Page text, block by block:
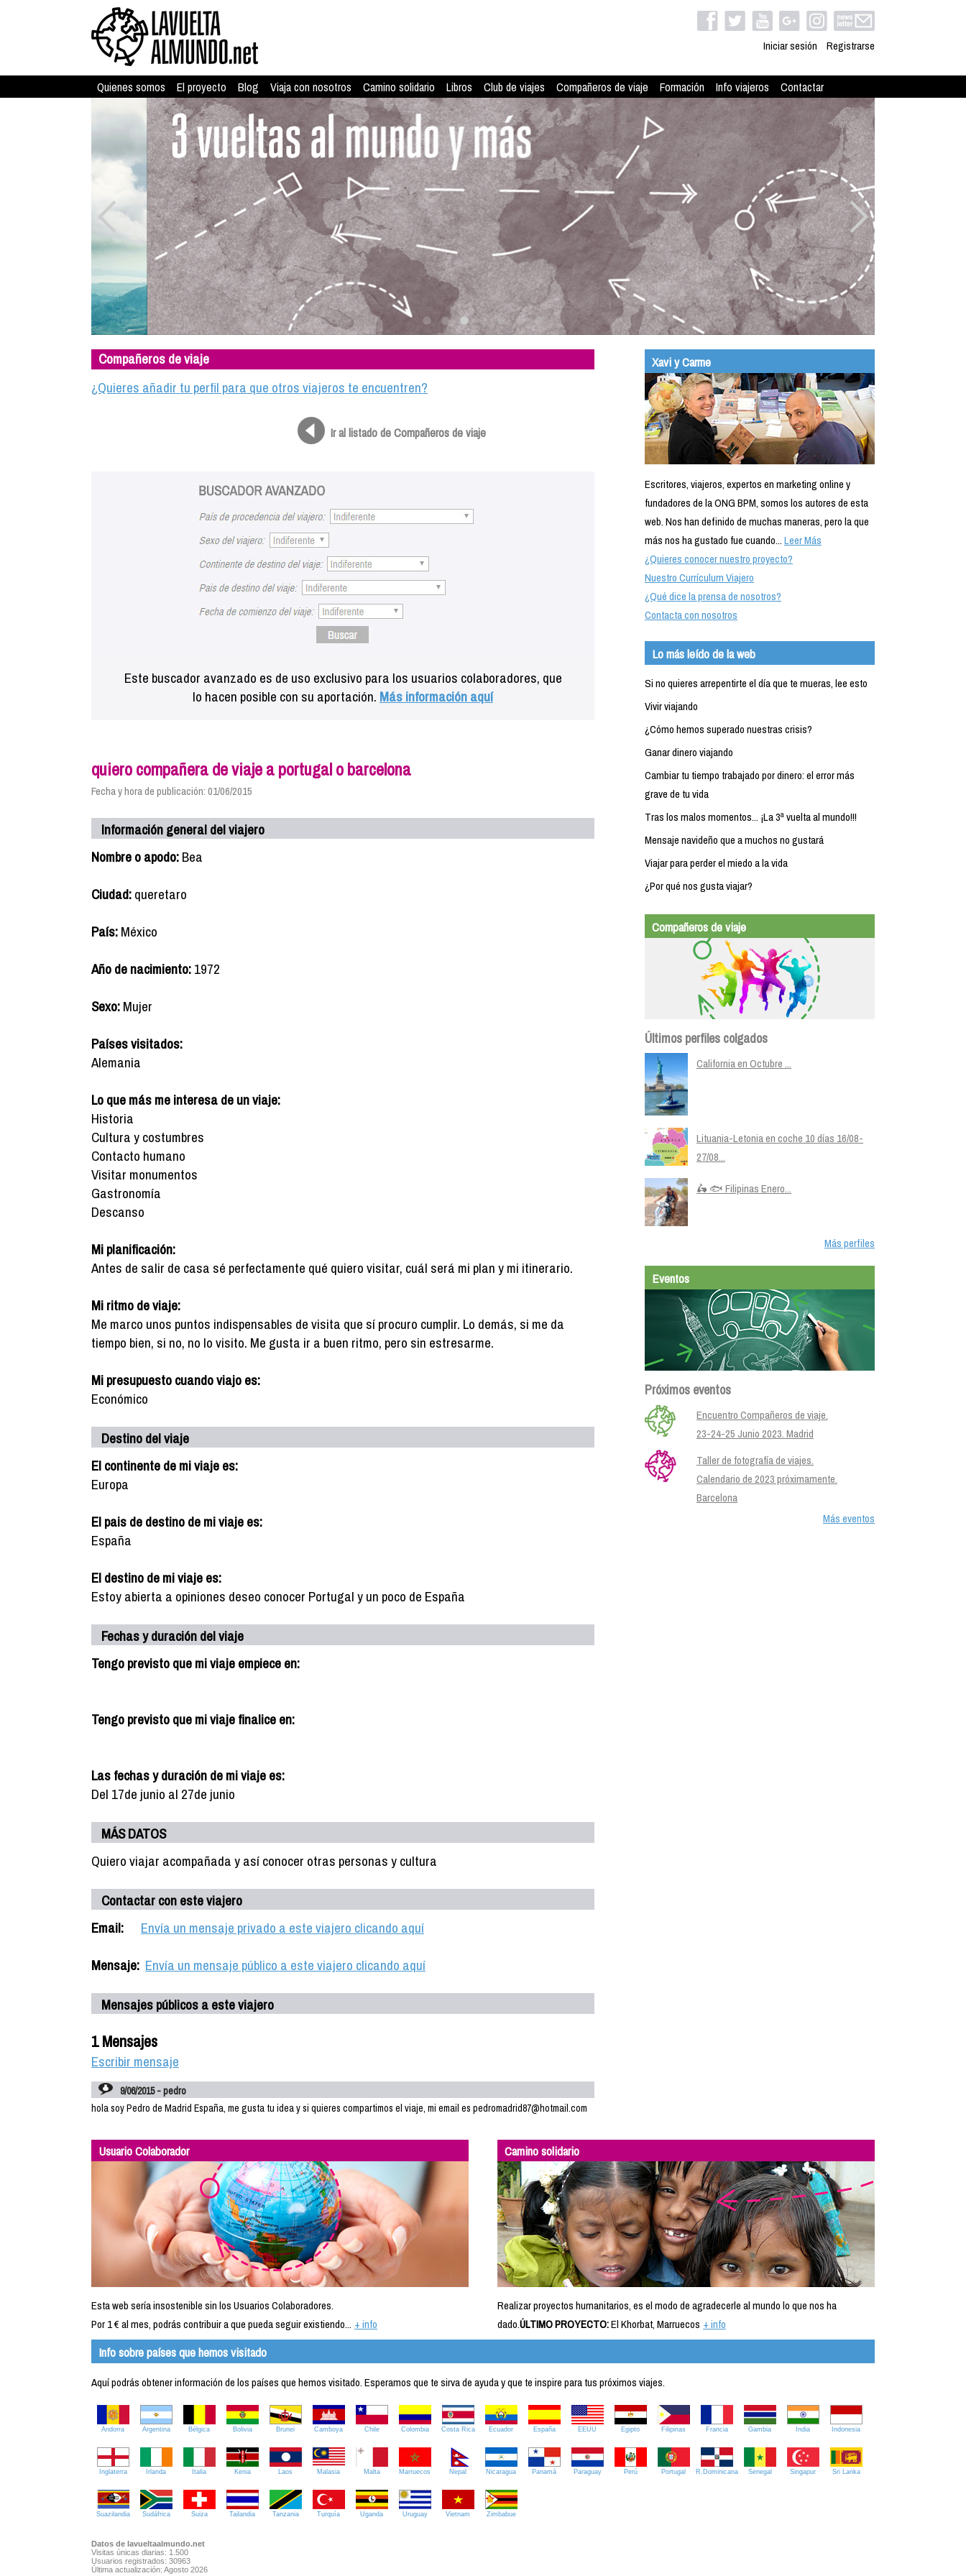
Iniciar sesión Registrarse
Quienes somos El proyecto Blog Viaja con nosotros Camino solidario Libros Club de viajes Compañeros de viaje Formación Info viajeros Contactar
Compañeros de viaje
¿Quieres añadir tu perfil para que otros viajeros te encuentren?
Ir al listado de Compañeros de viaje
Este buscador avanzado es de uso exclusivo para los usuarios colaboradores, que
lo hacen posible con su aportación. Más información aquí
quiero compañera de viaje a portugal o barcelona
Fecha y hora de publicación: 01/06/2015
Información general del viajero
Nombre o apodo:Bea
Ciudad:queretaro
País:México
Año de nacimiento:1972
Sexo:Mujer
Países visitados:
Alemania
Lo que más me interesa de un viaje:
Historia
Cultura y costumbres
Contacto humano
Visitar monumentos
Gastronomía
Descanso
Mi planificación:
Antes de salir de casa sé perfectamente qué quiero visitar, cuál será mi plan y mi itinerario.
Mi ritmo de viaje:
Me marco unos puntos indispensables de visita que sí procuro cumplir. Lo demás, si me da
tiempo bien, si no, no lo visito. Me gusta ir a buen ritmo, pero sin estresarme.
Mi presupuesto cuando viajo es:
Económico
Destino del viaje
El continente de mi viaje es:
Europa
El pais de destino de mi viaje es:
España
El destino de mi viaje es:
Estoy abierta a opiniones deseo conocer Portugal y un poco de España
Fechas y duración del viaje
Tengo previsto que mi viaje empiece en:
Tengo previsto que mi viaje finalice en:
Las fechas y duración de mi viaje es:
Del 17de junio al 27de junio
MÁS DATOS
Quiero viajar acompañada y así conocer otras personas y cultura
Contactar con este viajero
Email:
Envía un mensaje privado a este viajero clicando aquí
Mensaje: Envía un mensaje público a este viajero clicando aquí
Mensajes públicos a este viajero
1 Mensajes
Escribir mensaje
9/06/2015 - pedro
hola soy Pedro de Madrid España, me gusta tu idea y si quieres compartimos el viaje, mi email es pedromadrid87@hotmail.com
Xavi y Carme
Escritores, viajeros, expertos en marketing online y
fundadores de la ONG BPM, somos los autores de esta
web. Nos han definido de muchas maneras, pero la que
más nos ha gustado fue cuando...Leer Más
¿Quieres conocer nuestro proyecto?
Nuestro Currículum Viajero
¿Qué dice la prensa de nosotros?
Contacta con nosotros
Lo más leído de la web
Si no quieres arrepentirte el día que te mueras, lee esto
Vivir viajando
¿Cómo hemos superado nuestras crisis?
Ganar dinero viajando
Cambiar tu tiempo trabajado por dinero: el error más
grave de tu vida
Tras los malos momentos... ¡La 3ª vuelta al mundo!!!
Mensaje navideño que a muchos no gustará
Viajar para perder el miedo a la vida
¿Por qué nos gusta viajar?
Compañeros de viaje
Últimos perfiles colgados
California en Octubre ...
Lituania-Letonia en coche 10 días 16/08-
27/08...
🛵 🐟 Filipinas Enero...
Más perfiles
Eventos
Próximos eventos
Encuentro Compañeros de viaje.
23-24-25 Junio 2023. Madrid
Taller de fotografía de viajes.
Calendario de 2023 próximamente.
Barcelona
Más eventos
Usuario Colaborador
Esta web sería insostenible sin los Usuarios Colaboradores.
Por 1 € al mes, podrás contribuir a que pueda seguir existiendo... + info
Camino solidario
Realizar proyectos humanitarios, es el modo de agradecerle al mundo lo que nos ha
dado.ÚLTIMO PROYECTO:El Khorbat, Marruecos + info
Info sobre países que hemos visitado
Aquí podrás obtener información de los países que hemos visitado. Esperamos que te sirva de ayuda y que te inspire para tus próximos viajes.
Andorra Argentina Bélgica Bolivia Brunei Camboya Chile Colombia Costa Rica Ecuador España EEUU Egipto Filipinas Francia Gambia India Indonesia
Inglaterra Irlanda Italia Kenia Laos Malasia Malta Marruecos Nepal Nicaragua Panamá Paraguay Perú Portugal R.Dominicana Senegal Singapur Sri Lanka
Suazilandia Sudáfrica Suiza Tailandia Tanzania Turquía Uganda Uruguay Vietnam Zimbabue
Datos de lavueltaalmundo.net
Visitas únicas diarias: 1.500
Usuarios registrados: 30963
Última actualización: Agosto 2026